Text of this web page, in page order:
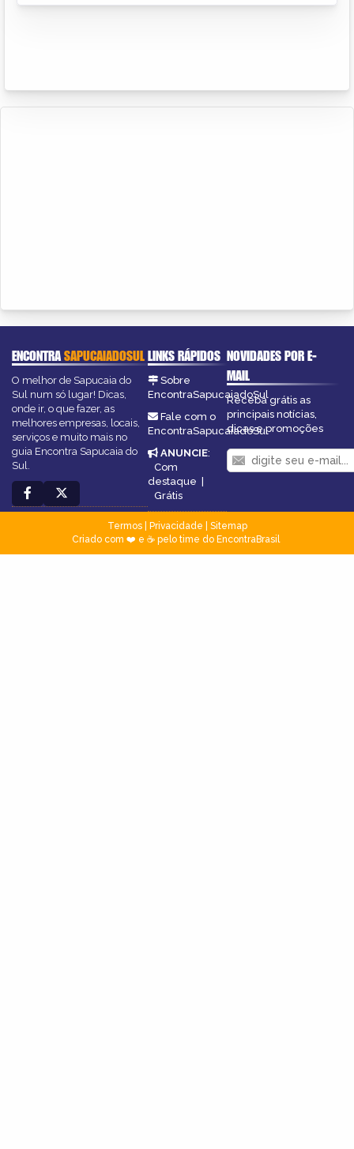
ENCONTRASAPUCAIADOSUL
O melhor de Sapucaia do
Sul num só lugar! Dicas,
onde ir, o que fazer, as
melhores empresas, locais,
serviços e muito mais no
guia Encontra Sapucaia do
Sul.
LINKS RÁPIDOS
Sobre
EncontraSapucaiadoSul
Fale com o
EncontraSapucaiadoSul
ANUNCIE:
Com
destaque |
Grátis
NOVIDADES POR E-
MAIL
Receba grátis as
principais notícias,
dicas e promoções
Termos| Privacidade
Sitemap
Criado com ❤️ e ☕ pelo time do EncontraBrasil